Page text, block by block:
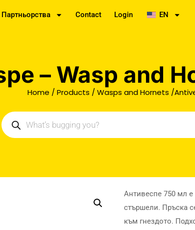
Партньорства Contact Login EN
– Wasp and
Home / Products / Wasps and Hornets /
Антивеспе 750 мл е
стършели. Пръска
към гнездото.